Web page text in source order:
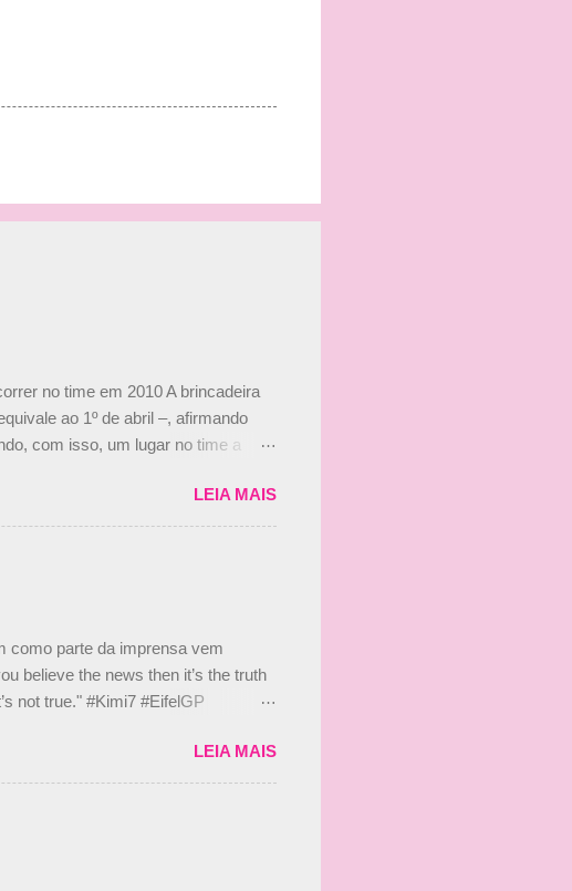
no time em 2010 A brincadeira
ao 1º de abril –, afirmando
com isso, um lugar no time a
de Bruno Senna em 2010. "Na
depois de ter assinado com Bruno
não tem nada contra o filho do
LEIA MAIS
como parte da imprensa vem
believe the news then it’s the truth
not true." #Kimi7 #EifelGP
a team mate? 🙌 Over to you,
8, 2020 Beijinhos, Ludy
LEIA MAIS